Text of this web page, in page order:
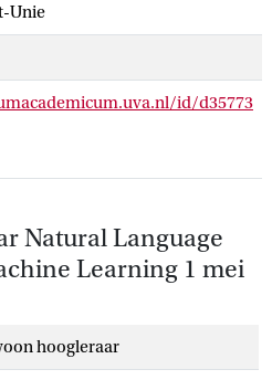
Unie
id/d35773
Natural Language
Learning 1 mei
hoogleraar